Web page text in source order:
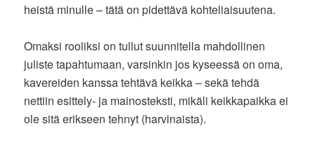
heistä minulle – tätä on pidettävä kohteliaisuutena.
Omaksi rooliksi on tullut suunnitella mahdollinen
juliste tapahtumaan, varsinkin jos kyseessä on oma,
kavereiden kanssa tehtävä keikka – sekä tehdä
nettiin esittely- ja mainosteksti, mikäli keikkapaikka ei
ole sitä erikseen tehnyt (harvinaista).